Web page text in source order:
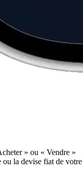
» ou « Vendre »
la devise fiat de votre